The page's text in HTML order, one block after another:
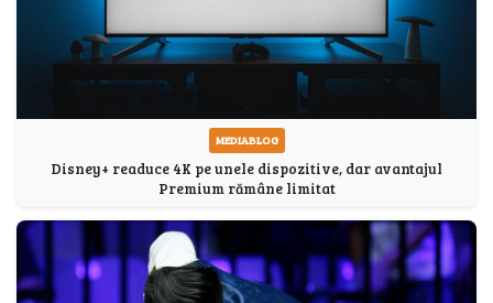
MEDIABLOG
Disney+ readuce 4K pe unele dispozitive, dar avantajul
Premium rămâne limitat